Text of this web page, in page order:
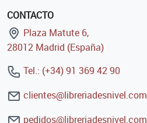
CONTACTO
Plaza Matute 6,
28012 Madrid (España)
Tel.: (+34) 91 369 42 90
clientes@libreriadesnivel.com
pedidos@libreriadesnivel.com